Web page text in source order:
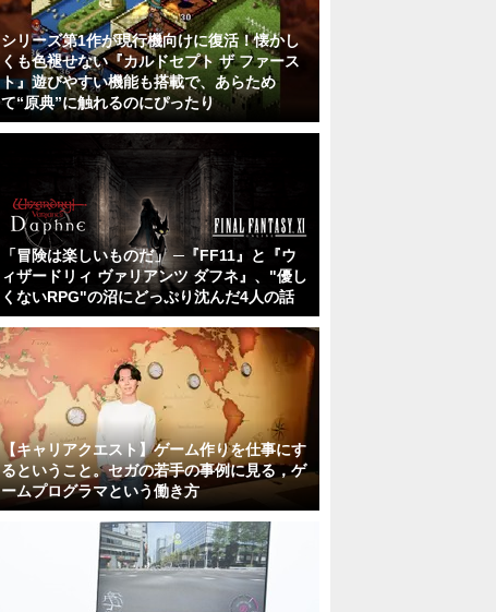
シリーズ第1作が現行機向けに復活！懐かし
くも色褪せない『カルドセプト ザ ファース
ト』遊びやすい機能も搭載で、あらため
て“原典”に触れるのにぴったり
「冒険は楽しいものだ」 ─『FF11』と『ウ
ィザードリィ ヴァリアンツ ダフネ』、"優し
くないRPG"の沼にどっぷり沈んだ4人の話
【キャリアクエスト】ゲーム作りを仕事にす
るということ。セガの若手の事例に見る，ゲ
ームプログラマという働き方